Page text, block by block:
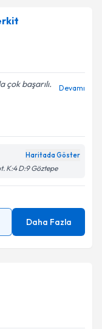
çok başarılı.
Devamı
Haritada Göster
K:4 D:9 Göztepe
Daha Fazla